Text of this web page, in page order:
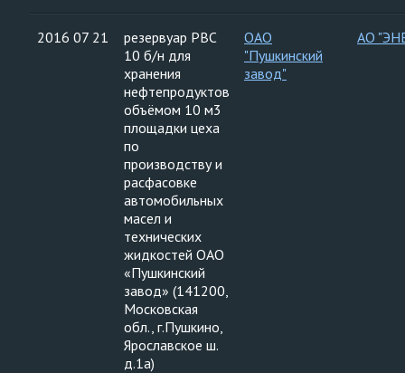
2016 07 21
резервуар РВС
10 б/н для
хранения
нефтепродуктов
объёмом 10 м3
площадки цеха
по
производству и
расфасовке
автомобильных
масел и
технических
жидкостей ОАО
«Пушкинский
завод» (141200,
Московская
обл., г.Пушкино,
Ярославское ш.
д.1а)
ОАО
"Пушкинский
завод"
АО